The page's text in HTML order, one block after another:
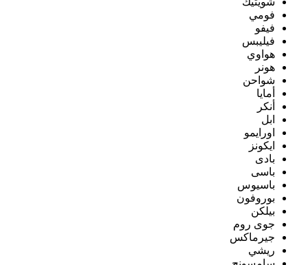
فومي
فيفو
فيليبس
هواوي
هونر
شواحن
أمايا
أنكر
ابل
اورايمو
ايكونز
بادى
باسى
باسيوس
بوروفون
بيلكن
جوى روم
جيرماكس
ريشي